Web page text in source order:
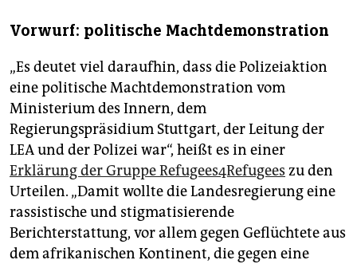
Vorwurf: politische Machtdemonstration
„Es deutet viel daraufhin, dass die Polizeiaktion
eine politische Machtdemonstration vom
Ministerium des Innern, dem
Regierungspräsidium Stuttgart, der Leitung der
LEA und der Polizei war“, heißt es in einer
Erklärung der Gruppe Refugees4Refugees zu den
Urteilen. „Damit wollte die Landesregierung eine
rassistische und stigmatisierende
Berichterstattung, vor allem gegen Geflüchtete aus
dem afrikanischen Kontinent, die gegen eine